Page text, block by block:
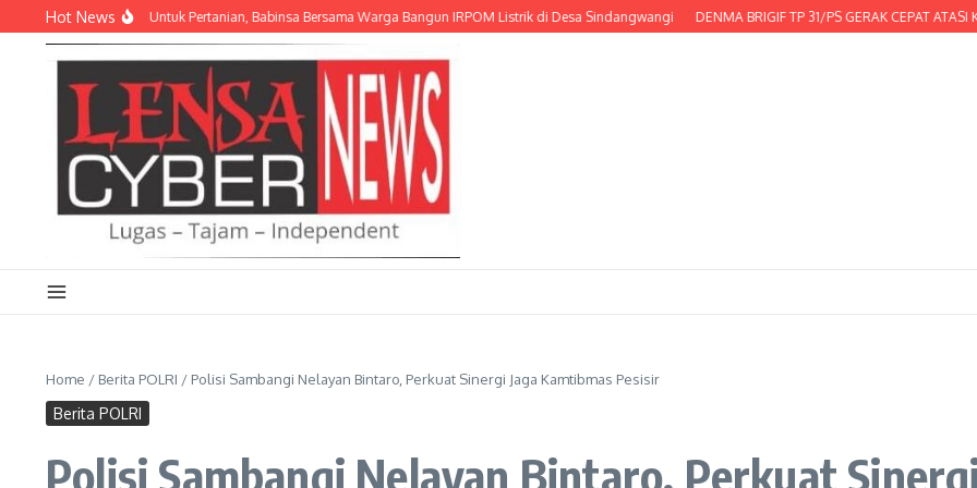
Lewati ke konten
Hot News
Manunggal Air Untuk Pertanian, Babinsa Bersama Warga Bangun IRPOM Listrik di Desa Sindangwangi DENMA BRIGIF TP 31/PS GERAK CEPAT ATASI
Home / Berita POLRI / Polisi Sambangi Nelayan Bintaro, Perkuat Sinergi Jaga Kamtibmas Pesisir
Berita POLRI
Polisi Sambangi Nelayan Bintaro, Perkuat